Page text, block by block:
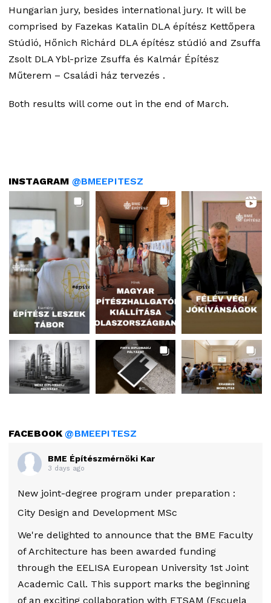
Hungarian jury, besides international jury. It will be
comprised by Fazekas Katalin DLA építész Kettőpera
Stúdió, Hőnich Richárd DLA építész stúdió and Zsuffa
Zsolt DLA Ybl-prize Zsuffa és Kalmár Építész
Műterem – Családi ház tervezés .
Both results will come out in the end of March.
INSTAGRAM @BMEEPITESZ
FACEBOOK@BMEEPITESZ
BME Építészmérnöki Kar
3 days ago
New joint-degree program under preparation :
City Design and Development MSc
We're delighted to announce that the BME Faculty
of Architecture has been awarded funding
through the EELISA European University 1st Joint
Academic Call. This support marks the beginning
of an exciting collaboration with ETSAM (Escuela